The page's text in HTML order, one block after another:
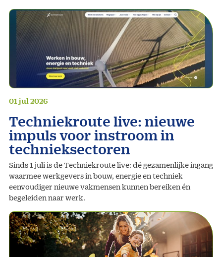
01 jul 2026
Techniekroute live: nieuwe
impuls voor instroom in
technieksectoren
Sinds 1 juli is de Techniekroute live: dé gezamenlijke ingang
waarmee werkgevers in bouw, energie en techniek
eenvoudiger nieuwe vakmensen kunnen bereiken én
begeleiden naar werk.